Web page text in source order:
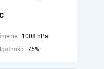
1008 hPa
75%